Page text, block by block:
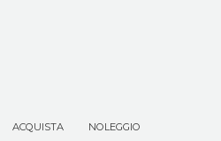
ACQUISTA NOLEGGIO